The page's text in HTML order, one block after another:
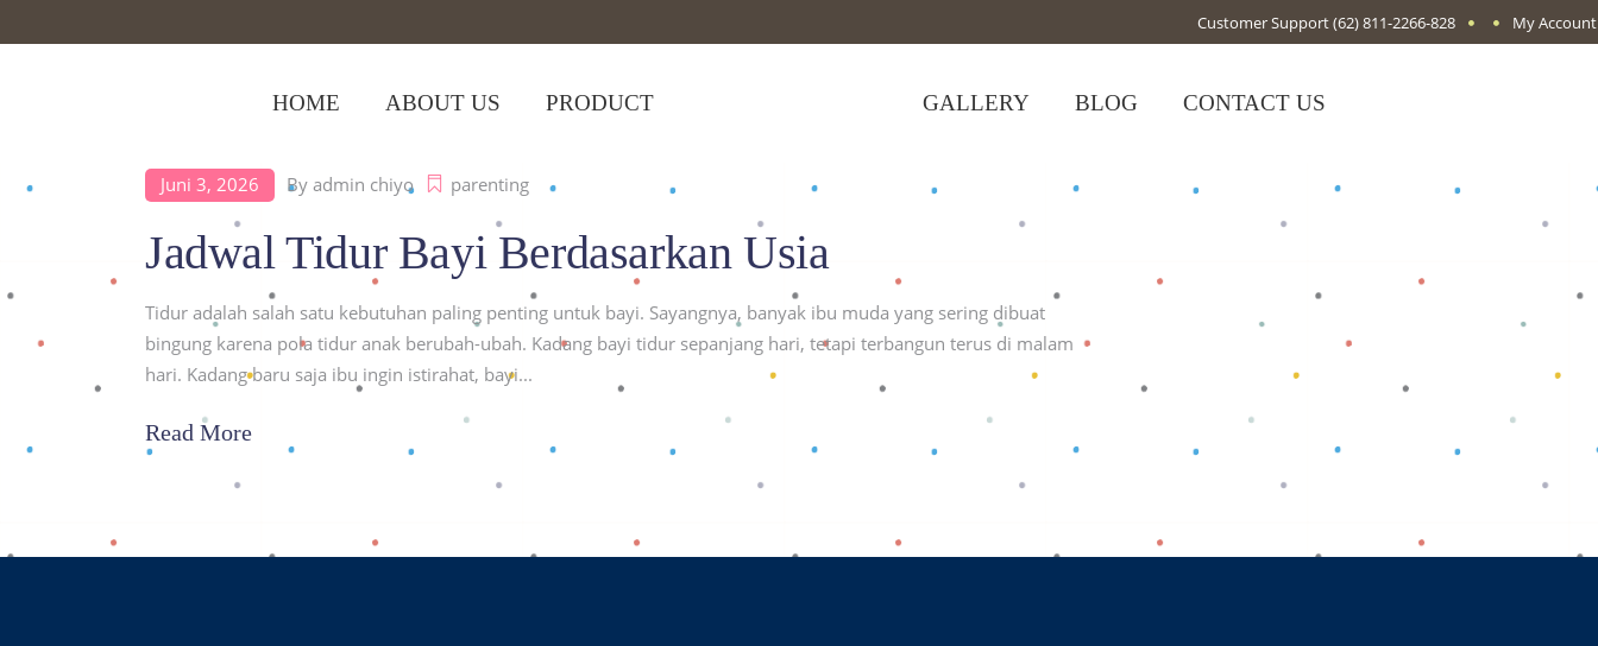
Customer Support(62) 811-2266-828 My Account
HOME ABOUT US PRODUCT GALLERY BLOG CONTACT US
Home >Posts tagged "Jadwal Tidur Bayi Berdasarkan Usia"
Juni 3, 2026 By admin chiyo parenting
Jadwal Tidur Bayi Berdasarkan Usia
Tidur adalah salah satu kebutuhan paling penting untuk bayi. Sayangnya, banyak ibu muda yang sering dibuat
bingung karena pola tidur anak berubah-ubah. Kadang bayi tidur sepanjang hari, tetapi terbangun terus di malam
hari. Kadang baru saja ibu ingin istirahat, bayi
Read More